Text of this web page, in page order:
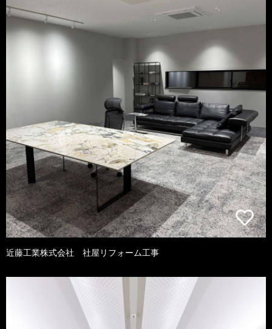
近藤工業株式会社 社屋リフォーム工事